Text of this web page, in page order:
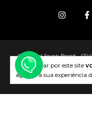
Ao navegar por este site
agilizar a sua experiência
Copyright Seven Brand -